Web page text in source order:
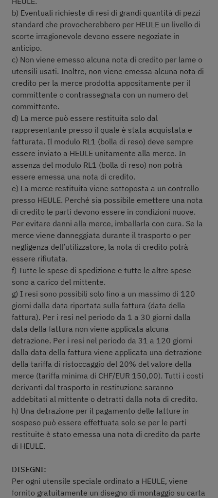
b) Eventuali richieste di resi di grandi quantità di pezzi
standard che provocherebbero per HEULE un livello di
scorte irragionevole devono essere negoziate in
anticipo.
c) Non viene emesso alcuna nota di credito per lame o
utensili usati. Inoltre, non viene emessa alcuna nota di
credito per la merce prodotta appositamente per il
committente o contrassegnata con un numero del
committente.
d) La merce può essere restituita solo dal
rappresentante presso il quale è stata acquistata e
fatturata. Il modulo RL1 (bolla di reso) deve sempre
essere inviato a HEULE unitamente alla merce. In
assenza del modulo RL1 (bolla di reso) non potrà
essere emessa una nota di credito.
e) La merce restituita viene sottoposta a un controllo
presso HEULE. Perché sia possibile emettere una nota
di credito le parti devono essere in condizioni nuove.
Per evitare danni alla merce, imballarla con cura. Se la
merce viene danneggiata durante il trasporto o per
negligenza dell’utilizzatore, la nota di credito potrà
essere rifiutata.
f) Tutte le spese di spedizione e tutte le altre spese
sono a carico del mittente.
g) I resi sono possibili solo fino a un massimo di 120
giorni dalla data riportata sulla fattura (data della
fattura). Per i resi nel periodo da 1 a 30 giorni dalla
data della fattura non viene applicata alcuna
detrazione. Per i resi nel periodo da 31 a 120 giorni
dalla data della fattura viene applicata una detrazione
della tariffa di ristoccaggio del 20% del valore della
merce (tariffa minima di CHF/EUR 150,00). Tutti i costi
derivanti dal trasporto in restituzione saranno
addebitati al mittente o detratti dalla nota di credito.
h) Una detrazione per il pagamento delle fatture in
sospeso può essere effettuata solo se per le parti
restituite è stato emessa una nota di credito da parte
di HEULE.
DISEGNI:
Per ogni utensile speciale ordinato a HEULE, viene
fornito gratuitamente un disegno di montaggio su carta